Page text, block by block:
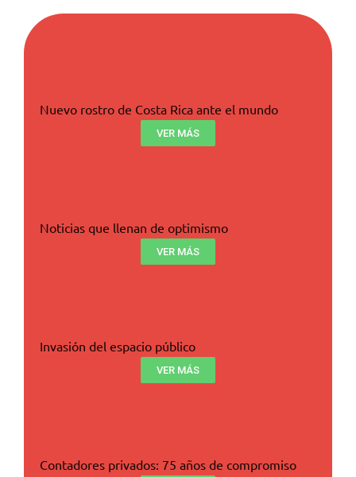
Nuevo rostro de Costa Rica ante el mundo
VER MÁS
Noticias que llenan de optimismo
VER MÁS
Invasión del espacio público
VER MÁS
Contadores privados: 75 años de compromiso